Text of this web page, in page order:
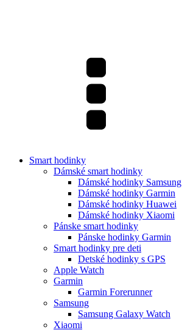
Smart hodinky
Dámské smart hodinky
Dámské hodinky Samsung
Dámské hodinky Garmin
Dámské hodinky Huawei
Dámské hodinky Xiaomi
Pánske smart hodinky
Pánske hodinky Garmin
Smart hodinky pre deti
Detské hodinky s GPS
Apple Watch
Garmin
Garmin Forerunner
Samsung
Samsung Galaxy Watch
Xiaomi